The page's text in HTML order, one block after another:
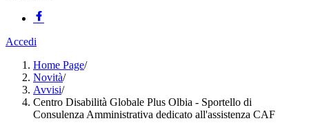
Accedi
Home Page/
Novità/
Avvisi/
Centro Disabilità Globale Plus Olbia - Sportello di
Consulenza Amministrativa dedicato all'assistenza CAF